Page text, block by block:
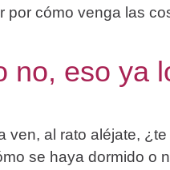
por cómo venga las
no, eso ya
ven, al rato aléjate,
se haya dormido